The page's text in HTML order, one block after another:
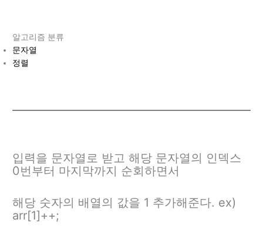
알고리즘 분류
문자열
정렬
입력을 문자열로 받고 해당 문자열의 인덱스
0번부터 마지막까지 순회하면서
해당 숫자의 배열의 값을 1 추가해준다. ex)
arr[1]++;